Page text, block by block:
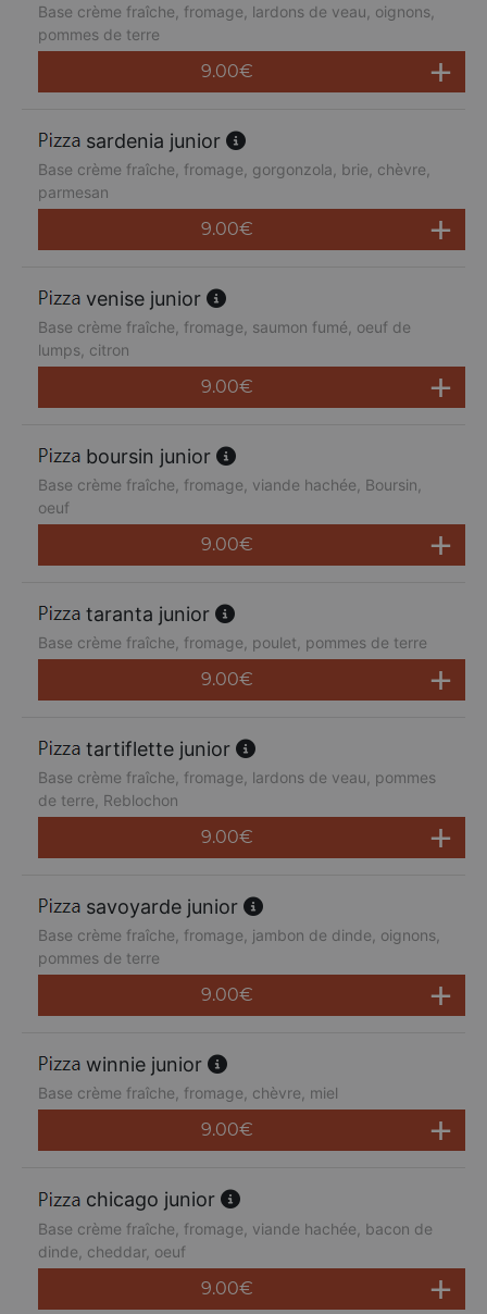
Base crème fraîche, fromage, lardons de veau, oignons,
pommes de terre
9.00€
sardenia junior
Base crème fraîche, fromage, gorgonzola, brie, chèvre,
parmesan
9.00€
venise junior
Base crème fraîche, fromage, saumon fumé, oeuf de
lumps, citron
9.00€
boursin junior
Base crème fraîche, fromage, viande hachée, Boursin,
oeuf
9.00€
taranta junior
Base crème fraîche, fromage, poulet, pommes de terre
9.00€
tartiflette junior
Base crème fraîche, fromage, lardons de veau, pommes
de terre, Reblochon
9.00€
savoyarde junior
Base crème fraîche, fromage, jambon de dinde, oignons,
pommes de terre
9.00€
winnie junior
Base crème fraîche, fromage, chèvre, miel
9.00€
chicago junior
Base crème fraîche, fromage, viande hachée, bacon de
dinde, cheddar, oeuf
9.00€